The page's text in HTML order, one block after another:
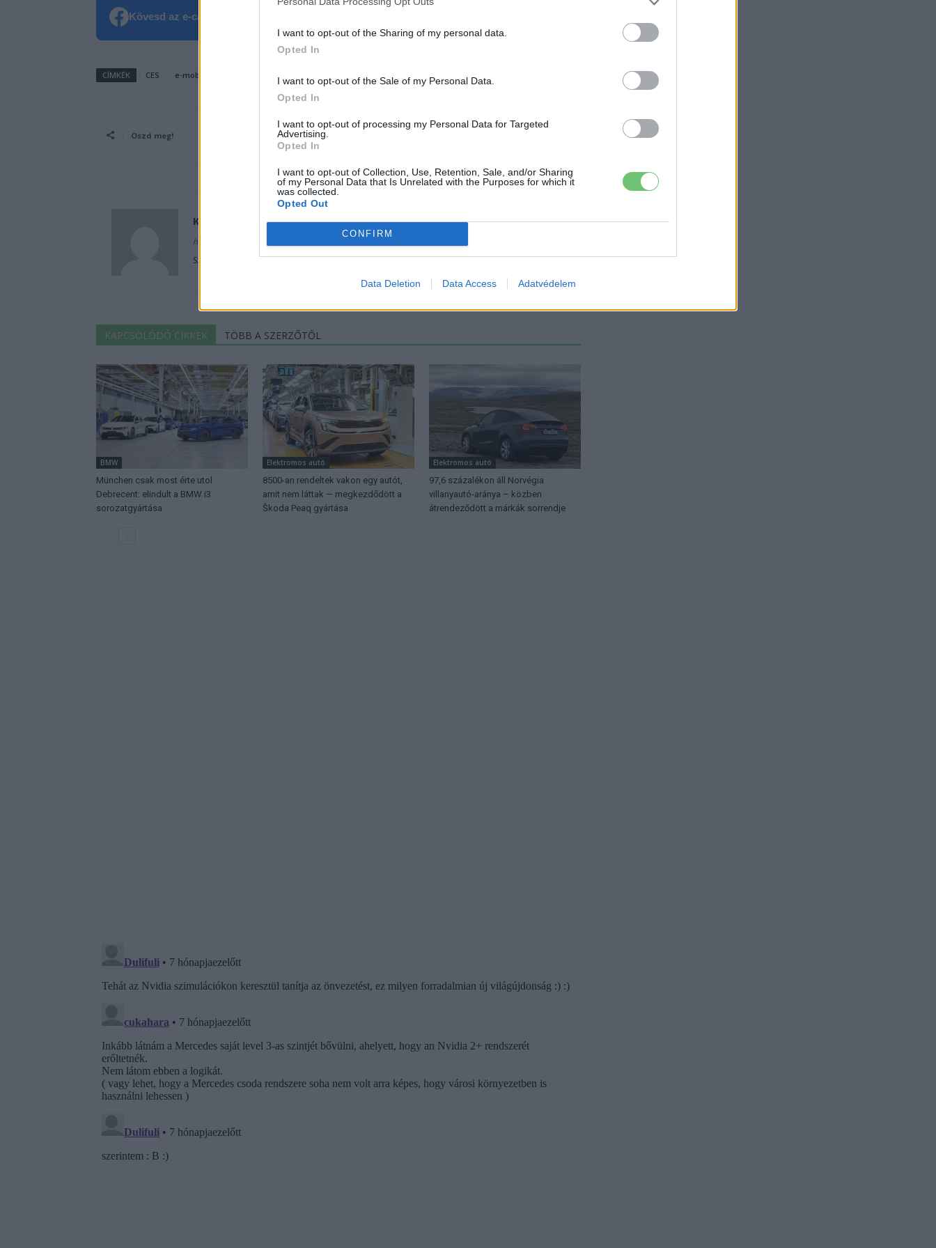
I want to opt-out of the Sharing of my personal data.
Opted In
I want to opt-out of the Sale of my Personal Data.
Opted In
I want to opt-out of processing my Personal Data for Targeted
Advertising.
Opted In
I want to opt-out of Collection, Use, Retention, Sale, and/or Sharing
of my Personal Data that Is Unrelated with the Purposes for which it
was collected.
Opted Out
CONFIRM
Data Deletion Data Access Adatvédelem
Kövesd az e-cars.hu-t a Facebookon is, további tartalmakért!
CÍMKÉK CES e-mobilitás
Oszd meg!
Kovács Kata
http://e-cars.hu
Szeretem az elektromos autókat és a modern technológiát!
KAPCSOLÓDÓ CIKKEK TÖBB A SZERZŐTŐL
BMW
München csak most érte utol
Debrecent: elindult a BMW i3
sorozatgyártása
Elektromos autó
8500-an rendeltek vakon egy autót,
amit nem láttak — megkezdődött a
Škoda Peaq gyártása
Elektromos autó
97,6 százalékon áll Norvégia
villanyautó-aránya – közben
átrendeződött a márkák sorrendje